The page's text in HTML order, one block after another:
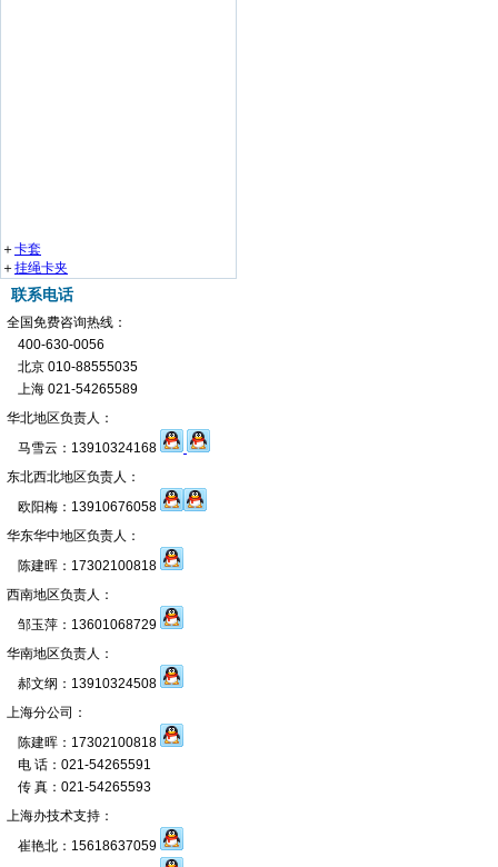
＋卡套
＋挂绳卡夹
联系电话
全国免费咨询热线：
400-630-0056
北京 010-88555035
上海 021-54265589
华北地区负责人：
马雪云：13910324168
东北西北地区负责人：
欧阳梅：13910676058
华东华中地区负责人：
陈建晖：17302100818
西南地区负责人：
邹玉萍：13601068729
华南地区负责人：
郝文纲：13910324508
上海分公司：
陈建晖：17302100818
电 话：021-54265591
传 真：021-54265593
上海办技术支持：
崔艳北：15618637059